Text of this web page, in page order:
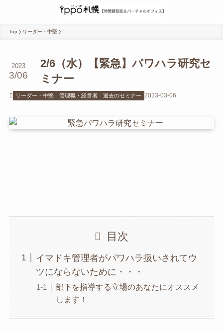
Top リーダー・中堅
2/6（水）【緊急】パワハラ研究セ
ミナー
2023
3/06
リーダー・中堅 管理職・経営者 過去のセミナー 2023-03-06
目次
イマドキ管理者がパワハラ扱いされてウ
ツにならないために・・・
部下を指導する立場のあなたにオススメ
します！